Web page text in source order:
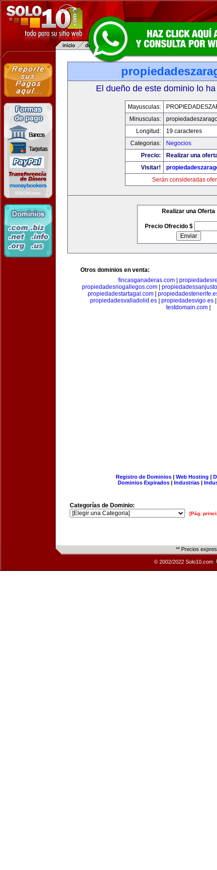
El dueño de este dominio lo
Mayusculas:
Minusculas:
Longitud:
19 caracteres
Categorias:
Negocios
Precio:
Realizar una
Visitar!
Serán consideradas
Realizar una Oferta
Precio Ofrecido $
Otros dominios en venta:
fincasganaderas.com|
propiedadesriogallegos.com|
propiedadestartagal.com|
propiedadesvalladolid.es
propiedadesvigo.es
testdomain.com
Registro de Dominios| Web Hosting |
Dominios Expirados | Industrias |
Categorías de Dominio:
[Pág.
** Precios
© 2002/2022 Solo10.com